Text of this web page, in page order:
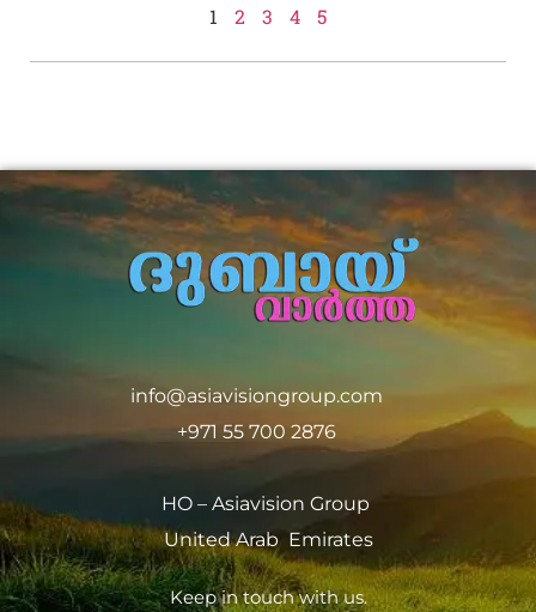
1 2 3 4 5
info@asiavisiongroup.com
+971 55 700 2876
HO – Asiavision Group
United Arab Emirates
Keep in touch with us.